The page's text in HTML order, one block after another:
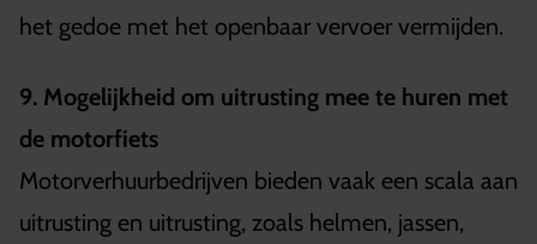
het gedoe met het openbaar vervoer vermijden.
9. Mogelijkheid om uitrusting mee te huren met
de motorfiets
Motorverhuurbedrijven bieden vaak een scala aan
uitrusting en uitrusting, zoals helmen, jassen,